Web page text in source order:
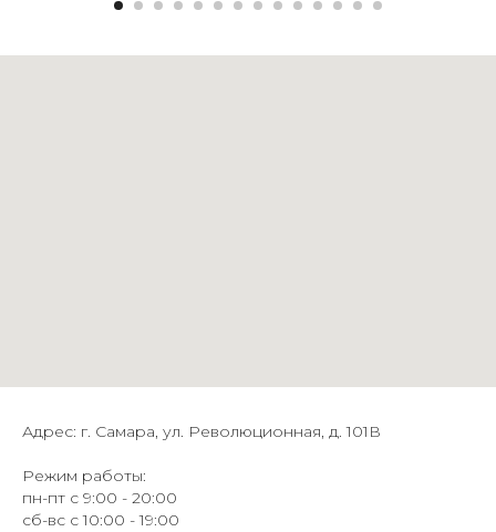
Адрес: г. Самара, ул. Революционная, д. 101В
Режим работы:
пн-пт с 9:00 - 20:00
сб-вс с 10:00 - 19:00